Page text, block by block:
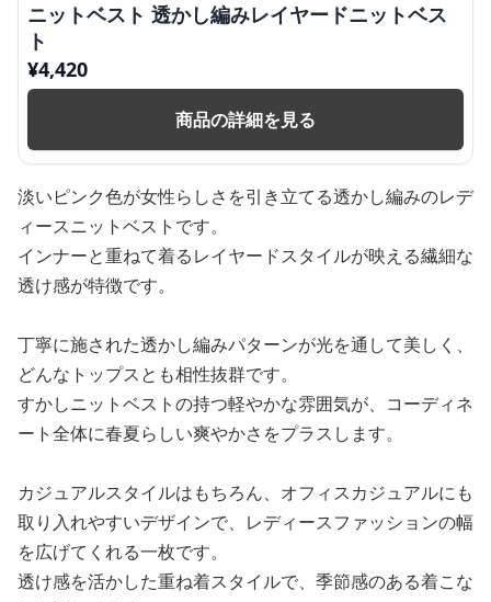
ニットベスト 透かし編みレイヤードニットベス
ト
¥4,420
商品の詳細を見る
淡いピンク色が女性らしさを引き立てる透かし編みのレデ
ィースニットベストです。
インナーと重ねて着るレイヤードスタイルが映える繊細な
透け感が特徴です。
丁寧に施された透かし編みパターンが光を通して美しく、
どんなトップスとも相性抜群です。
すかしニットベストの持つ軽やかな雰囲気が、コーディネ
ート全体に春夏らしい爽やかさをプラスします。
カジュアルスタイルはもちろん、オフィスカジュアルにも
取り入れやすいデザインで、レディースファッションの幅
を広げてくれる一枚です。
透け感を活かした重ね着スタイルで、季節感のある着こな